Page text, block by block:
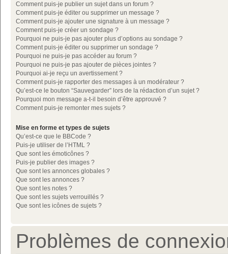
Comment puis-je publier un sujet dans un forum ?
Comment puis-je éditer ou supprimer un message ?
Comment puis-je ajouter une signature à un message ?
Comment puis-je créer un sondage ?
Pourquoi ne puis-je pas ajouter plus d’options au sondage ?
Comment puis-je éditer ou supprimer un sondage ?
Pourquoi ne puis-je pas accéder au forum ?
Pourquoi ne puis-je pas ajouter de pièces jointes ?
Pourquoi ai-je reçu un avertissement ?
Comment puis-je rapporter des messages à un modérateur ?
Qu’est-ce le bouton “Sauvegarder” lors de la rédaction d’un sujet ?
Pourquoi mon message a-t-il besoin d’être approuvé ?
Comment puis-je remonter mes sujets ?
Mise en forme et types de sujets
Qu’est-ce que le BBCode ?
Puis-je utiliser de l’HTML ?
Que sont les émoticônes ?
Puis-je publier des images ?
Que sont les annonces globales ?
Que sont les annonces ?
Que sont les notes ?
Que sont les sujets verrouillés ?
Que sont les icônes de sujets ?
Problèmes de